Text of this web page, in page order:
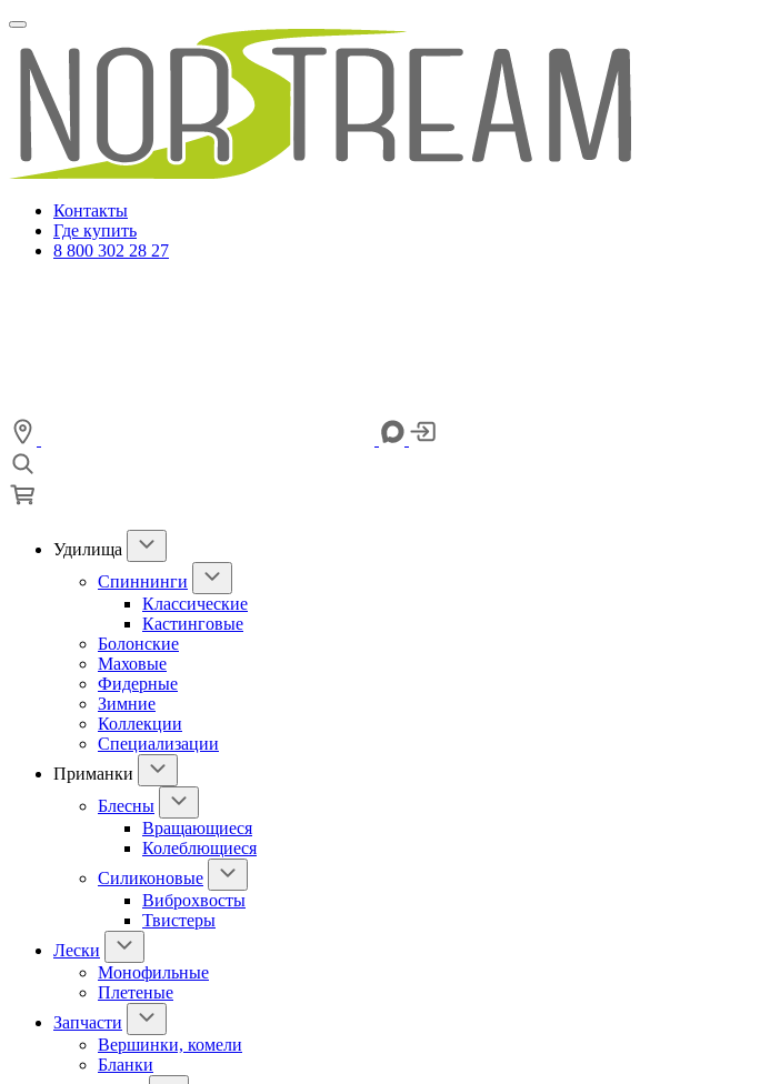
Контакты
Где купить
8 800 302 28 27
Удилища
Спиннинги
Классические
Кастинговые
Болонские
Маховые
Фидерные
Зимние
Коллекции
Специализации
Приманки
Блесны
Вращающиеся
Колеблющиеся
Силиконовые
Виброхвосты
Твистеры
Лески
Монофильные
Плетеные
Запчасти
Вершинки, комели
Бланки